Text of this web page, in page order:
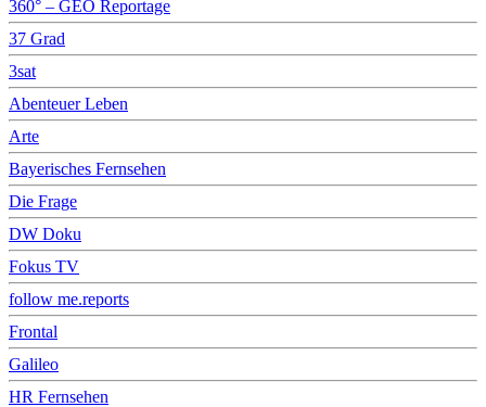
360° – GEO Reportage
37 Grad
3sat
Abenteuer Leben
Arte
Bayerisches Fernsehen
Die Frage
DW Doku
Fokus TV
follow me.reports
Frontal
Galileo
HR Fernsehen